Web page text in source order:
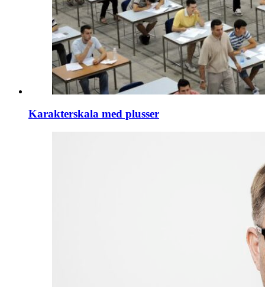
Karakterskala med plusser